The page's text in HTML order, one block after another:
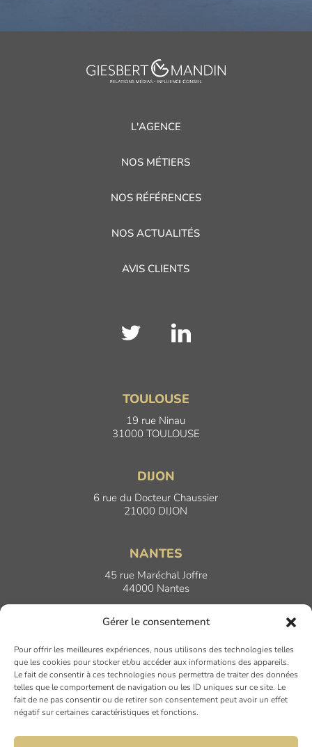
Gérer le consentement
Pour offrir les meilleures expériences, nous utilisons des technologies telles
que les cookies pour stocker et/ou accéder aux informations des appareils.
Le fait de consentir à ces technologies nous permettra de traiter des données
telles que le comportement de navigation ou les ID uniques sur ce site. Le
fait de ne pas consentir ou de retirer son consentement peut avoir un effet
négatif sur certaines caractéristiques et fonctions.
L'AGENCE
NOS MÉTIERS
NOS RÉFÉRENCES
NOS ACTUALITÉS
AVIS CLIENTS
TOULOUSE
19 rue Ninau
31000 TOULOUSE
DIJON
6 rue du Docteur Chaussier
21000 DIJON
NANTES
45 rue Maréchal Joffre
44000 Nantes
LYON
17 Quai Joseph Gillet
69004 LYON
PARIS